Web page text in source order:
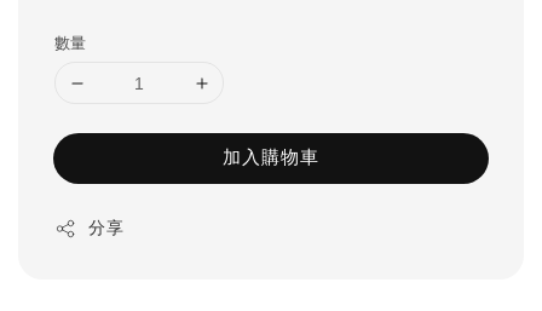
數量
加入購物車
分享